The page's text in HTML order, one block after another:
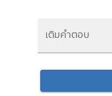
เติมคำตอบ